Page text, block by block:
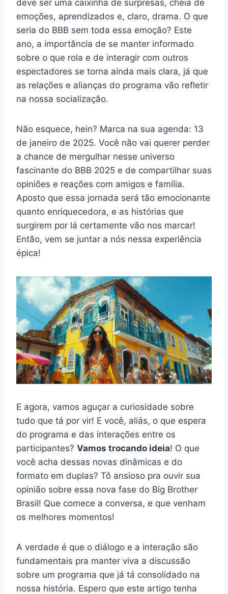
deve ser uma caixinha de surpresas, cheia de
emoções, aprendizados e, claro, drama. O que
seria do BBB sem toda essa emoção? Este
ano, a importância de se manter informado
sobre o que rola e de interagir com outros
espectadores se torna ainda mais clara, já que
as relações e alianças do programa vão refletir
na nossa socialização.
Não esquece, hein? Marca na sua agenda: 13
de janeiro de 2025. Você não vai querer perder
a chance de mergulhar nesse universo
fascinante do BBB 2025 e de compartilhar suas
opiniões e reações com amigos e família.
Aposto que essa jornada será tão emocionante
quanto enriquecedora, e as histórias que
surgirem por lá certamente vão nos marcar!
Então, vem se juntar a nós nessa experiência
épica!
E agora, vamos aguçar a curiosidade sobre
tudo que tá por vir! E você, aliás, o que espera
do programa e das interações entre os
participantes? Vamos trocando ideia! O que
você acha dessas novas dinâmicas e do
formato em duplas? Tô ansioso pra ouvir sua
opinião sobre essa nova fase do Big Brother
Brasil! Que comece a conversa, e que venham
os melhores momentos!
A verdade é que o diálogo e a interação são
fundamentais pra manter viva a discussão
sobre um programa que já tá consolidado na
nossa história. Espero que este artigo tenha